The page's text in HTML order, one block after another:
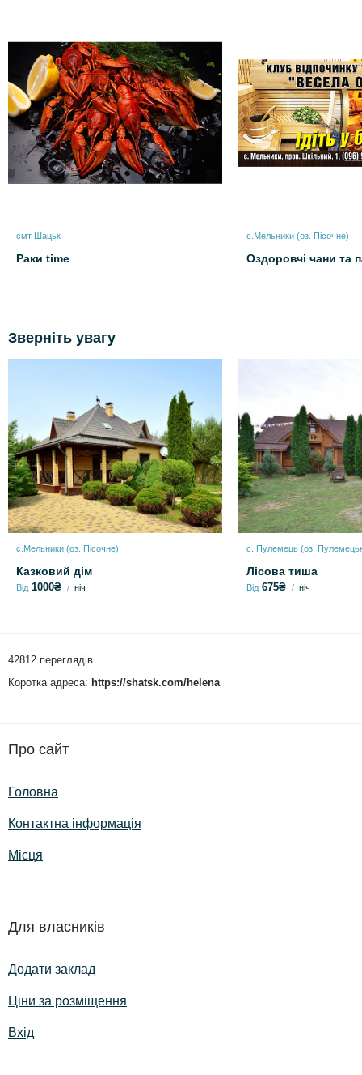
смт Шацьк
Раки time
с.Мельники (оз. Пісочне)
Оздоровчі чани та
Зверніть увагу
с.Мельники (оз. Пісочне)
Казковий дім
Від 1000₴ ніч
с. Пулемець (оз.
Лісова тиша
Від 675₴ ніч
42812 переглядів
Коротка адреса: https://shatsk.com/helena
Про сайт
Головна
Контактна інформація
Місця
Для власників
Додати заклад
Ціни за розміщення
Вхід